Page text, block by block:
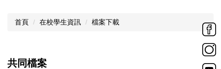
首頁 在校學生資訊 檔案下載
共同檔案